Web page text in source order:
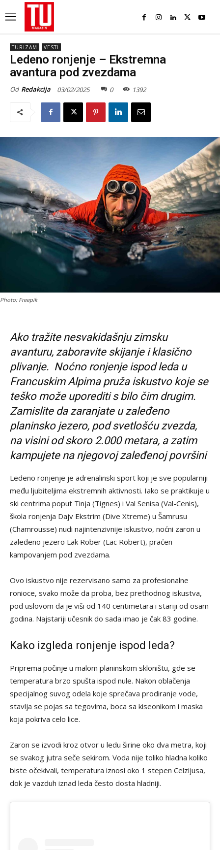
TURIZAM VESTI
Ledeno ronjenje – Ekstremna
avantura pod zvezdama
Od Redakcija 03/02/2025 0 1392
Photo: Freepik
Ako tražite nesvakidašnju zimsku
avanturu, zaboravite skijanje i klasično
plivanje. Noćno ronjenje ispod leda u
Francuskim Alpima pruža iskustvo koje se
teško može uporediti s bilo čim drugim.
Zamislite da zaranjate u zaleđeno
planinsko jezero, pod svetlošću zvezda,
na visini od skoro 2.000 metara, a zatim
kampujete na njegovoj zaleđenoj površini
Ledeno ronjenje je adrenalinski sport koji je sve popularniji
među ljubiteljima ekstremnih aktivnosti. Iako se praktikuje u
ski centrima poput Tinja (Tignes) i Val Senisa (Val-Cenis),
škola ronjenja Dajv Ekstrim (Dive Xtreme) u Šamrusu
(Chamrousse) nudi najintenzivnije iskustvo, noćni zaron u
zaleđeno jezero Lak Rober (Lac Robert), praćen
kampovanjem pod zvezdama.
Ovo iskustvo nije rezervisano samo za profesionalne
ronioce, svako može da proba, bez prethodnog iskustva,
pod uslovom da je viši od 140 centimetara i stariji od osam
godina. Najstariji učesnik do sada imao je čak 83 godine.
Kako izgleda ronjenje ispod leda?
Priprema počinje u malom planinskom skloništu, gde se
temperatura brzo spušta ispod nule. Nakon oblačenja
specijalnog suvog odela koje sprečava prodiranje vode,
stavlja se pojas sa tegovima, boca sa kiseonikom i maska
koja pokriva celo lice.
Zaron se izvodi kroz otvor u ledu širine oko dva metra, koji
se svakog jutra seče sekirom. Voda nije toliko hladna koliko
biste očekivali, temperatura iznosi oko 1 stepen Celzijusa,
dok je vazduh iznad leda često dosta hladniji.